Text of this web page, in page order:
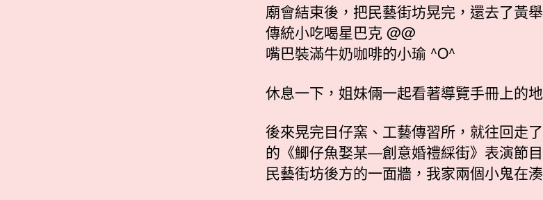
廟會結束後，把民藝街坊晃完，還去了黃
傳統小吃喝星巴克 @@
嘴巴裝滿牛奶咖啡的小瑜 ^O^
休息一下，姐妹倆一起看著導覽手冊上的
後來晃完目仔窯、工藝傳習所，就往回走
的《鯽仔魚娶某—創意婚禮綵街》表演節目
民藝街坊後方的一面牆，我家兩個小鬼在